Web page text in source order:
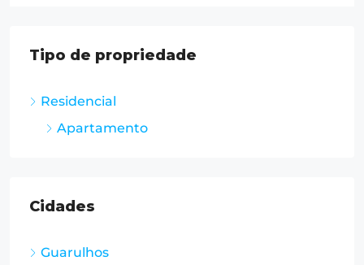
Tipo de propriedade
Residencial
Apartamento
Cidades
Guarulhos